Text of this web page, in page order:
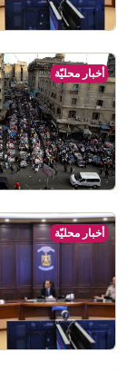
أخبار محليّة
أخبار محليّة